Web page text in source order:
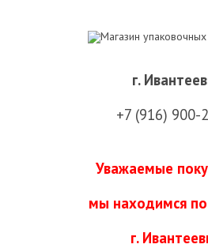
г.
+7 (916) 900-
Уважаемые
мы находимся
г.